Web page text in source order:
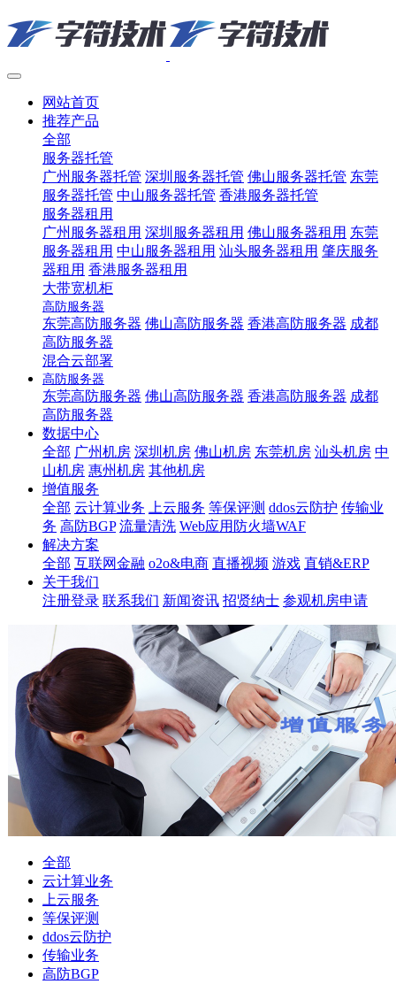
网站首页
推荐产品
全部
服务器托管
广州服务器托管 深圳服务器托管 佛山服务器托管 东莞
服务器托管 中山服务器托管 香港服务器托管
服务器租用
广州服务器租用 深圳服务器租用 佛山服务器租用 东莞
服务器租用 中山服务器租用 汕头服务器租用 肇庆服务
器租用 香港服务器租用
大带宽机柜
高防服务器
东莞高防服务器 佛山高防服务器 香港高防服务器 成都
高防服务器
混合云部署
高防服务器
东莞高防服务器 佛山高防服务器 香港高防服务器 成都
高防服务器
数据中心
全部 广州机房 深圳机房 佛山机房 东莞机房 汕头机房 中
山机房 惠州机房 其他机房
增值服务
全部 云计算业务 上云服务 等保评测 ddos云防护 传输业
务 高防BGP 流量清洗 Web应用防火墙WAF
解决方案
全部 互联网金融 o2o&电商 直播视频 游戏 直销&ERP
关于我们
注册登录 联系我们 新闻资讯 招贤纳士 参观机房申请
全部
云计算业务
上云服务
等保评测
ddos云防护
传输业务
高防BGP